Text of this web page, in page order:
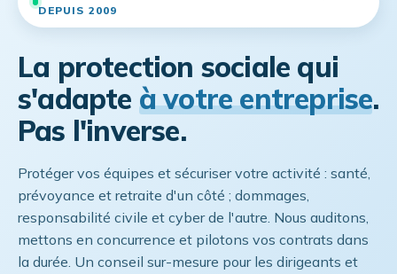
de vos collaborateurs
En savoir plus
DEPUIS 2009
La protection sociale qui
s'adapte à votre entreprise.
Pas l'inverse.
Protéger vos équipes et sécuriser votre activité : santé,
prévoyance et retraite d'un côté ; dommages,
responsabilité civile et cyber de l'autre. Nous auditons,
mettons en concurrence et pilotons vos contrats dans
la durée. Un conseil sur-mesure pour les dirigeants et